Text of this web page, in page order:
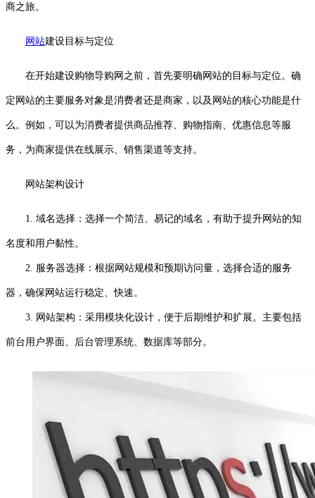
商之旅。
网站建设目标与定位
在开始建设购物导购网之前，首先要明确网站的目标与定位。确
定网站的主要服务对象是消费者还是商家，以及网站的核心功能是什
么。例如，可以为消费者提供商品推荐、购物指南、优惠信息等服
务，为商家提供在线展示、销售渠道等支持。
网站架构设计
1. 域名选择：选择一个简洁、易记的域名，有助于提升网站的知
名度和用户黏性。
2. 服务器选择：根据网站规模和预期访问量，选择合适的服务
器，确保网站运行稳定、快速。
3. 网站架构：采用模块化设计，便于后期维护和扩展。主要包括
前台用户界面、后台管理系统、数据库等部分。